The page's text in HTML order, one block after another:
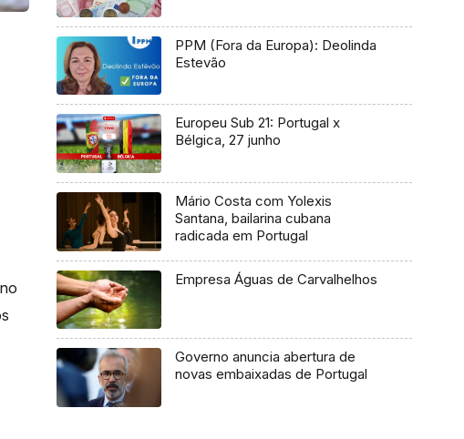
PPM (Fora da Europa): Deolinda
Estevão
Europeu Sub 21: Portugal x
Bélgica, 27 junho
Mário Costa com Yolexis
Santana, bailarina cubana
radicada em Portugal
Empresa Águas de Carvalhelhos
Governo anuncia abertura de
novas embaixadas de Portugal